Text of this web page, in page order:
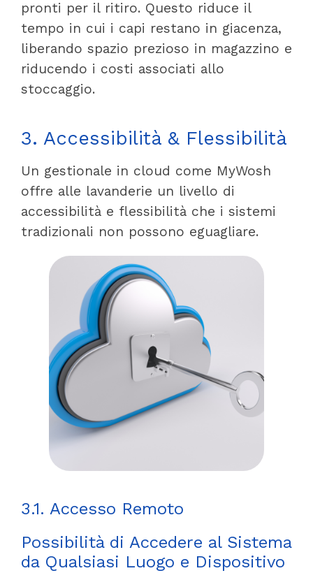
pronti per il ritiro. Questo riduce il
tempo in cui i capi restano in giacenza,
liberando spazio prezioso in magazzino e
riducendo i costi associati allo
stoccaggio.
3. Accessibilità & Flessibilità
Un gestionale in cloud come MyWosh
offre alle lavanderie un livello di
accessibilità e flessibilità che i sistemi
tradizionali non possono eguagliare.
3.1. Accesso Remoto
Possibilità di Accedere al Sistema
da Qualsiasi Luogo e Dispositivo